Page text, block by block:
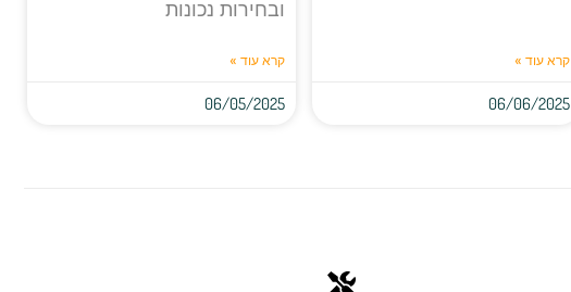
קרא עוד »
06/06/2025
ובחירות נכונות
קרא עוד »
06/05/2025